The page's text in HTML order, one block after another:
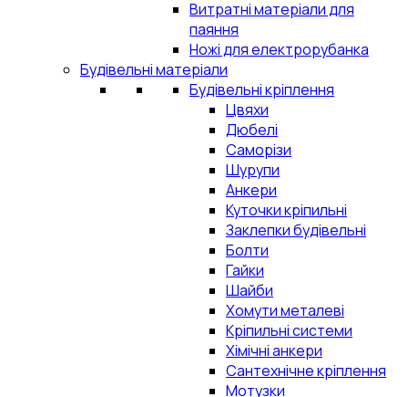
Витратні матеріали для
паяння
Ножі для електрорубанка
Будівельні матеріали
Будівельні кріплення
Цвяхи
Дюбелі
Саморізи
Шурупи
Анкери
Куточки кріпильні
Заклепки будівельні
Болти
Гайки
Шайби
Хомути металеві
Кріпильні системи
Хімічні анкери
Сантехнічне кріплення
Мотузки